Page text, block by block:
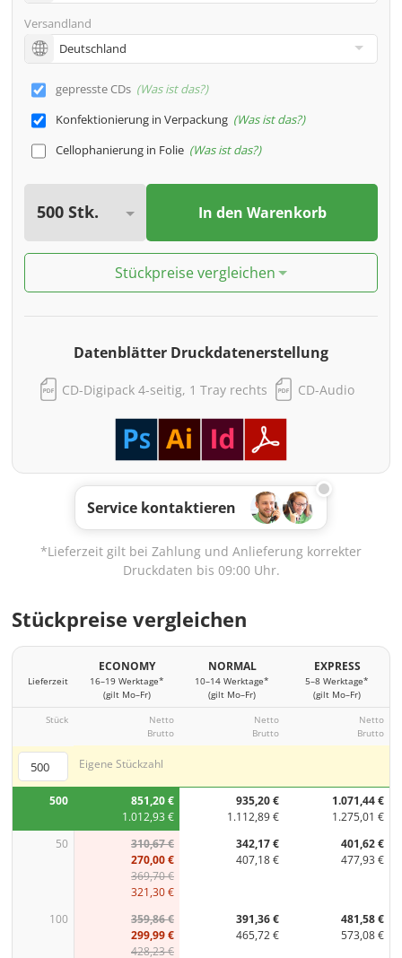
Versandland
gepresste CDs Was ist das?
Konfektionierung in Verpackung Was ist das?
Cellophanierung in Folie Was ist das?
In den Warenkorb
Stückpreise vergleichen
Datenblätter Druckdatenerstellung
CD-Digipack 4-seitig, 1 Tray rechts CD-Audio
Service kontaktieren
*Lieferzeit gilt bei Zahlung und Anlieferung korrekter
Druckdaten bis 09:00 Uhr.
Stückpreise vergleichen
Lieferzeit
ECONOMY
16–19 Werktage*
(gilt Mo–Fr)
NORMAL
10–14 Werktage*
(gilt Mo–Fr)
EXPRESS
5–8 Werktage*
(gilt Mo–Fr)
Stück
Netto
Brutto
Netto
Brutto
Netto
Brutto
Eigene Stückzahl
500
851,20 €
1.012,93 €
935,20 €
1.112,89 €
1.071,44 €
1.275,01 €
50
310,67 €
270,00 €
369,70 €
321,30 €
342,17 €
407,18 €
401,62 €
477,93 €
100
359,86 €
299,99 €
428,23 €
391,36 €
465,72 €
481,58 €
573,08 €